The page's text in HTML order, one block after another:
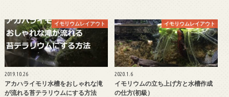
イモリウムレイアウト
2019.10.26
アカハライモリ水槽をおしゃれな滝
が流れる苔テラリウムにする方法
イモリウムレイアウト
2020.1.6
イモリウムの立ち上げ方と水槽作成
の仕方(初級）